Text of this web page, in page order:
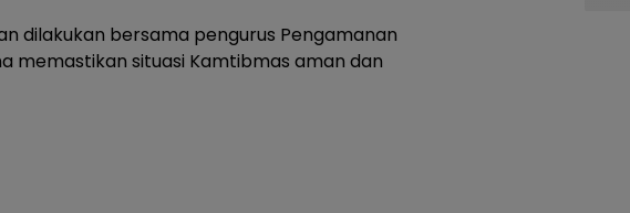
dilakukan bersama pengurus Pengamanan
memastikan situasi Kamtibmas aman dan